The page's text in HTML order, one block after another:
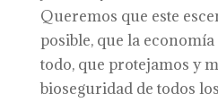
Queremos que este
posible, que la economía
todo, que protejamos y
bioseguridad de todos